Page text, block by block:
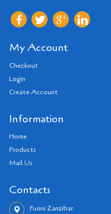
My Account
Checkout
Login
Create Account
Information
Home
Products
Mail Us
Contacts
Fuoni Zanzibar